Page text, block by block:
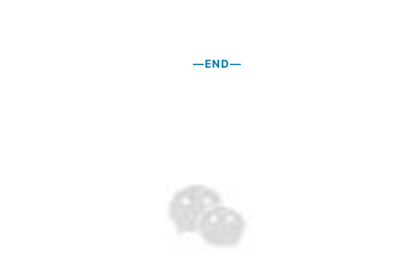
—END—